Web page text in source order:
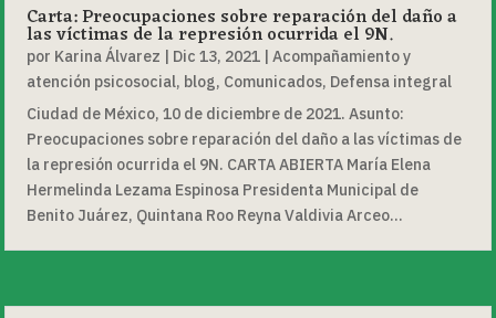
Carta: Preocupaciones sobre reparación del daño a
las víctimas de la represión ocurrida el 9N.
por Karina Álvarez | Dic 13, 2021 |Acompañamiento y
atención psicosocial, blog, Comunicados, Defensa integral
Ciudad de México, 10 de diciembre de 2021. Asunto:
Preocupaciones sobre reparación del daño a las víctimas de
la represión ocurrida el 9N. CARTA ABIERTA María Elena
Hermelinda Lezama Espinosa Presidenta Municipal de
Benito Juárez, Quintana Roo Reyna Valdivia Arceo...